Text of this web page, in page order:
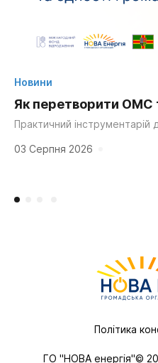
Новини
Як перетворити ОМС
суперсилу для
Практичний інструментарій
мешканців. «Мальовнича
«багата історія» та «вигідне...
03 Серпня 2026
ГО "НОВА енергія"©
Політика